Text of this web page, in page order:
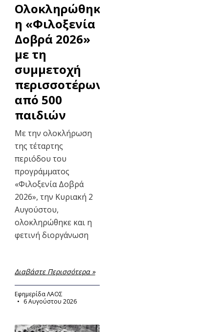
Ολοκληρώθηκε
η «Φιλοξενία
Δοβρά 2026»
με τη
συμμετοχή
περισσοτέρων
από 500
παιδιών
Με την ολοκλήρωση
της τέταρτης
περιόδου του
προγράμματος
«Φιλοξενία Δοβρά
2026», την Κυριακή 2
Αυγούστου,
ολοκληρώθηκε και η
φετινή διοργάνωση
Διαβάστε Περισσότερα »
Εφημερίδα ΛΑΟΣ
6 Αυγούστου 2026